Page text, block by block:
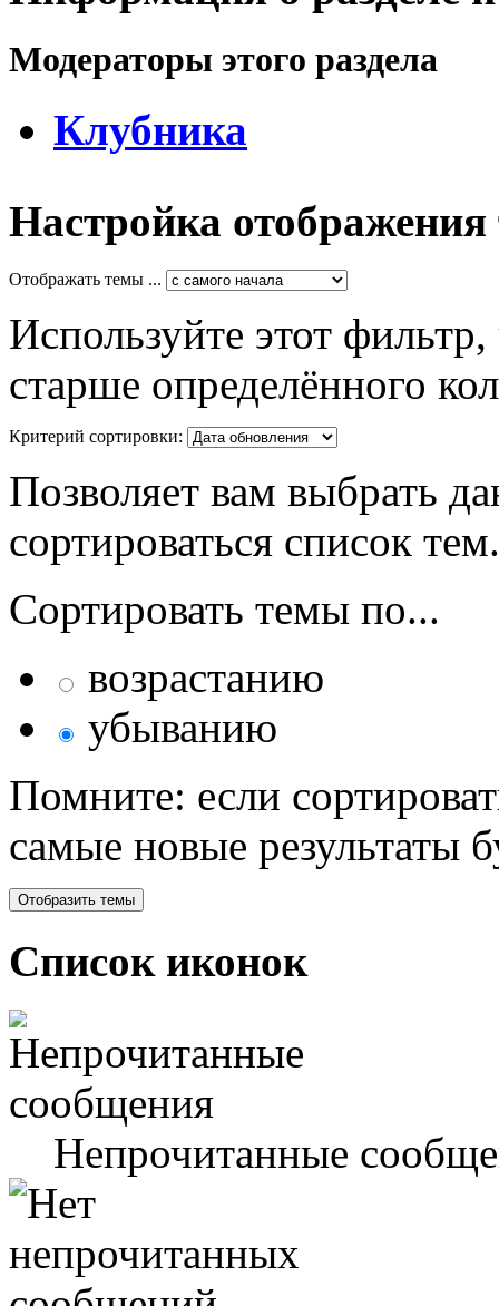
Модераторы этого раздела
Клубника
Настройка отображения
Отображать темы ...
Используйте этот
старше определённого
Критерий сортировки:
Позволяет вам выбрать
сортироваться список тем.
Сортировать темы по...
возрастанию
убыванию
Помните: если
самые новые результаты
Список иконок
Непрочитанные